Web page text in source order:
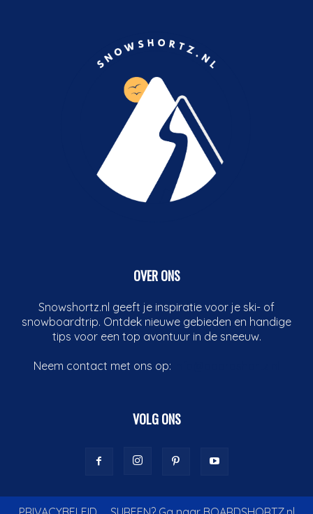
OVER ONS
Snowshortz.nl geeft je inspiratie voor je ski- of
snowboardtrip. Ontdek nieuwe gebieden en handige
tips voor een top avontuur in de sneeuw.
Neem contact met ons op:
VOLG ONS